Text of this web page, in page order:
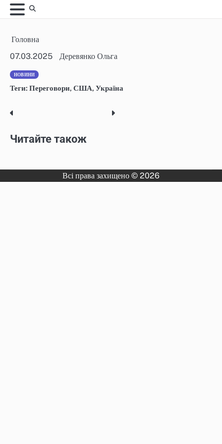
Skip
to
Головна
07.03.2025
Деревянко Ольга
НОВИНИ
Теги: Переговори, США, Україна
Post
navigation
Читайте також
Всі права захищено © 2026